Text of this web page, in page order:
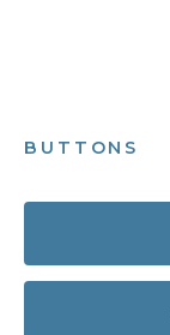
BUTTONS